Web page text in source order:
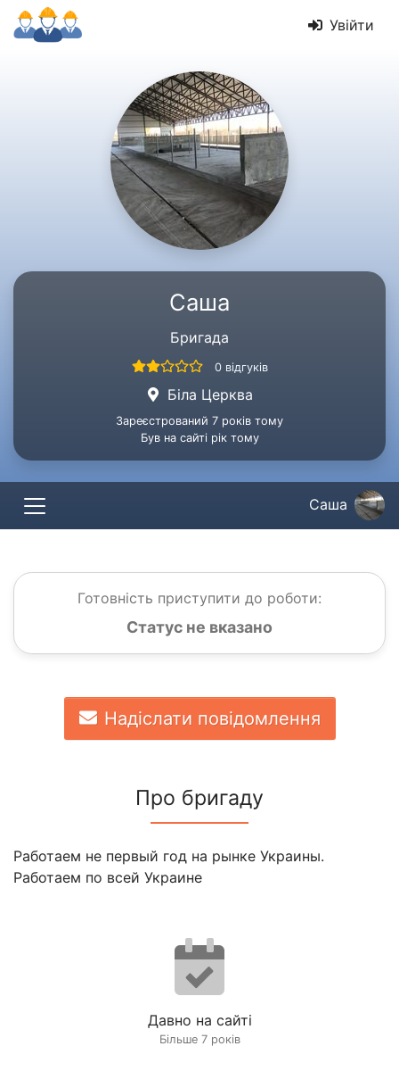
Увійти
Саша
Бригада
0 відгуків
Біла Церква
Зареєстрований 7 років тому
Був на сайті рік тому
Саша
Готовність приступити до роботи:
Статус не вказано
Надіслати повідомлення
Про бригаду
Работаем не первый год на рынке Украины.
Работаем по всей Украине
Давно на сайті
Більше 7 років